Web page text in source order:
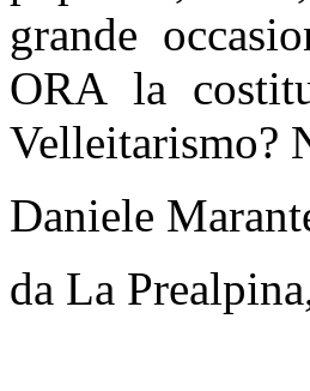
grande
ORA la
Velleitarismo?
Daniele
da La